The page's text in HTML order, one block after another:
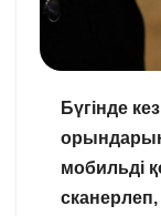
Бүгінде
мобильді
сканерлеп,